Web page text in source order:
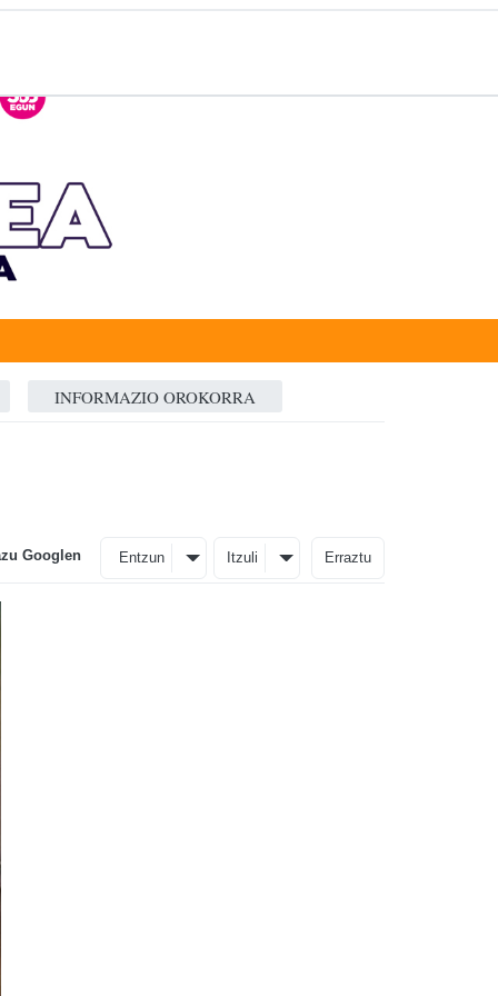
INFORMAZIO OROKORRA
Googlen Entzun Itzuli Erraztu